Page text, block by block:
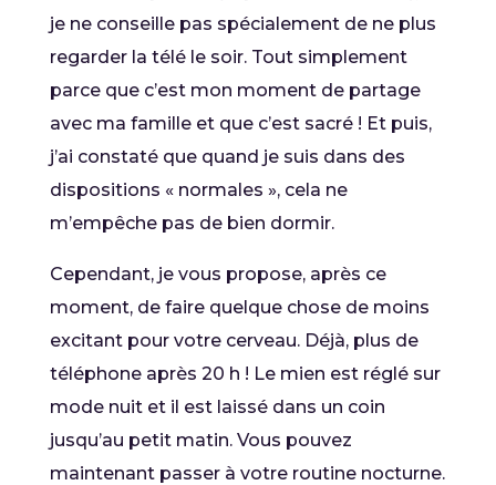
je ne conseille pas spécialement de ne plus
regarder la télé le soir. Tout simplement
parce que c’est mon moment de partage
avec ma famille et que c’est sacré ! Et puis,
j’ai constaté que quand je suis dans des
dispositions « normales », cela ne
m’empêche pas de bien dormir.
Cependant, je vous propose, après ce
moment, de faire quelque chose de moins
excitant pour votre cerveau. Déjà, plus de
téléphone après 20 h ! Le mien est réglé sur
mode nuit et il est laissé dans un coin
jusqu’au petit matin. Vous pouvez
maintenant passer à votre routine nocturne.